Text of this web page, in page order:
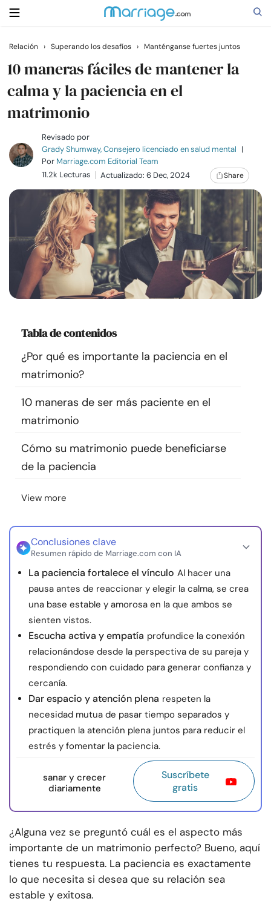
Buscar
Casarse
Relaciones
Familia
Ayuda
Cursos
Recursos
Encuentra un terapeuta
Idioma ES
Sobre nosotros Contáctanos Escríbenos
Publicidad con
nosotros
© Copyright 2026. Todos los derechos reservados.
Relación › Superando los desafíos › Manténganse fuertes juntos
10 maneras fáciles de mantener la
calma y la paciencia en el
matrimonio
Revisado por
Grady Shumway, Consejero licenciado en salud mental |
Por Marriage.com Editorial Team
11.2k Lecturas
Actualizado: 6 Dec, 2024 Share
Tabla de contenidos
¿Por qué es importante la paciencia en el
matrimonio?
10 maneras de ser más paciente en el
matrimonio
Cómo su matrimonio puede beneficiarse
de la paciencia
View more
Conclusiones clave
Resumen rápido de Marriage.com con IA
La paciencia fortalece el vínculo Al hacer una
pausa antes de reaccionar y elegir la calma, se crea
una base estable y amorosa en la que ambos se
sienten vistos.
Escucha activa y empatía profundice la conexión
relacionándose desde la perspectiva de su pareja y
respondiendo con cuidado para generar confianza y
cercanía.
Dar espacio y atención plena respeten la
necesidad mutua de pasar tiempo separados y
practiquen la atención plena juntos para reducir el
estrés y fomentar la paciencia.
sanar y crecer
diariamente
Suscríbete
gratis
¿Alguna vez se preguntó cuál es el aspecto más
importante de un matrimonio perfecto? Bueno, aquí
tienes tu respuesta. La paciencia es exactamente
lo que necesita si desea que su relación sea
estable y exitosa.